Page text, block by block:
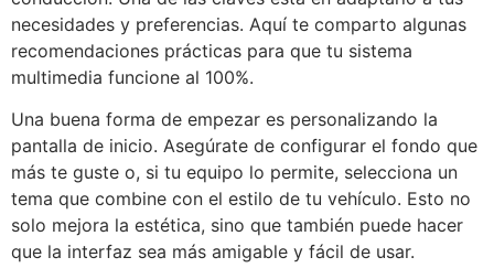
necesidades y preferencias. Aquí te comparto algunas
recomendaciones prácticas para que tu sistema
multimedia funcione al 100%.
Una buena forma de empezar es personalizando la
pantalla de inicio. Asegúrate de configurar el fondo que
más te guste o, si tu equipo lo permite, selecciona un
tema que combine con el estilo de tu vehículo. Esto no
solo mejora la estética, sino que también puede hacer
que la interfaz sea más amigable y fácil de usar.